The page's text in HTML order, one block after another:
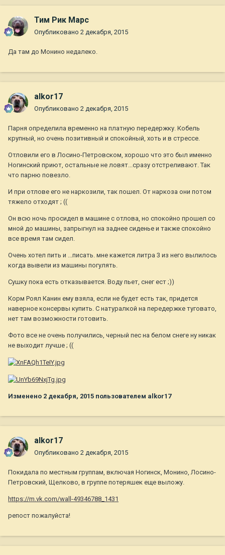
Тим Рик Марс
Опубликовано 2 декабря, 2015
Да там до Монино недалеко.
alkor17
Опубликовано 2 декабря, 2015
Парня определила временно на платную передержку. Кобель
крупный, но очень позитивный и спокойный, хоть и в стрессе.
Отловили его в Лосино-Петровском, хорошо что это был именно
Ногинский приют, остальные не ловят...сразу отстреливают. Так
что парню повезло.
И при отлове его не наркозили, так пошел. От наркоза они потом
тяжело отходят ; ((
Он всю ночь просидел в машине с отлова, но спокойно прошел со
мной до машины, запрыгнул на заднее сиденье и также спокойно
все время там сидел.
Очень хотел пить и ...писать. мне кажется литра 3 из него вылилось
когда вывели из машины погулять.
Сушку пока есть отказывается. Воду пьет, снег ест ;))
Корм Роял Канин ему взяла, если не будет есть так, придется
наверное консервы купить. С натуралкой на передержке туговато,
нет там возможности готовить.
Фото все не очень получились, черный пес на белом снеге ну никак
не выходит лучше ; ((
Изменено 2 декабря, 2015 пользователем alkor17
alkor17
Опубликовано 2 декабря, 2015
Покидала по местным группам, включая Ногинск, Монино, Лосино-
Петровский, Щелково, в группе потеряшек еще выложу.
https://m.vk.com/wall-49346788_1431
репост пожалуйста!